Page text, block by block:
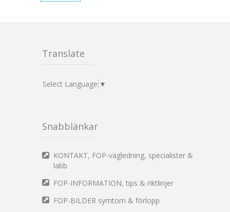
Translate
Select Language ▼
Snabblänkar
KONTAKT, FOP-vägledning, specialister &
labb
FOP-INFORMATION, tips & riktlinjer
FOP-BILDER symtom & förlopp